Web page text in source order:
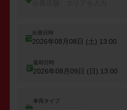
出発日時
2026年08月08日 (土) 13:00
返却日時
2026年08月09日 (日) 13:00
車両タイプ